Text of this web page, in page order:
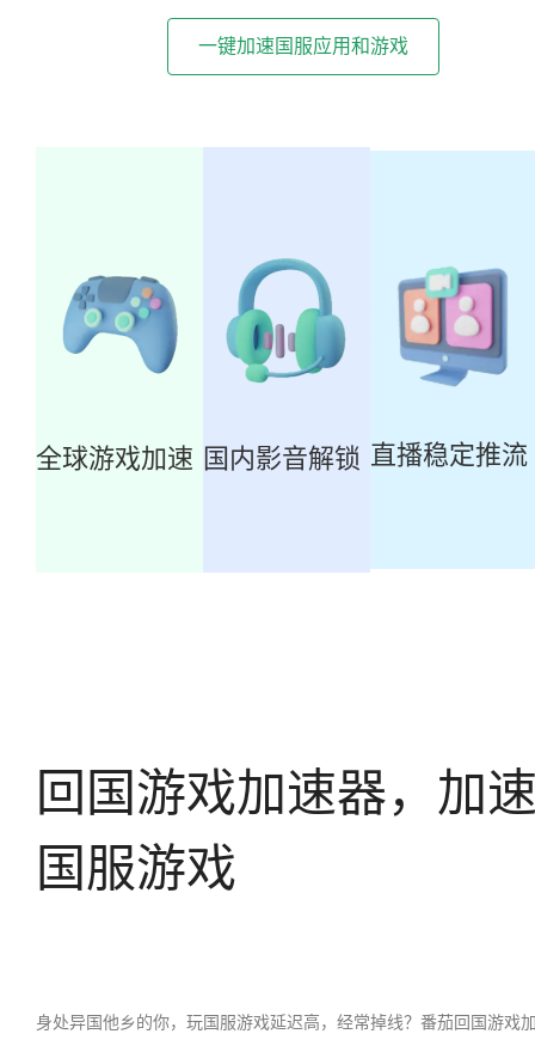
一键加速国服应用和游戏
全球游戏加速 国内影音解锁 直播稳定推流
回国游戏加速器，加
国服游戏
身处异国他乡的你，玩国服游戏延迟高，经常掉线？番茄回国游戏